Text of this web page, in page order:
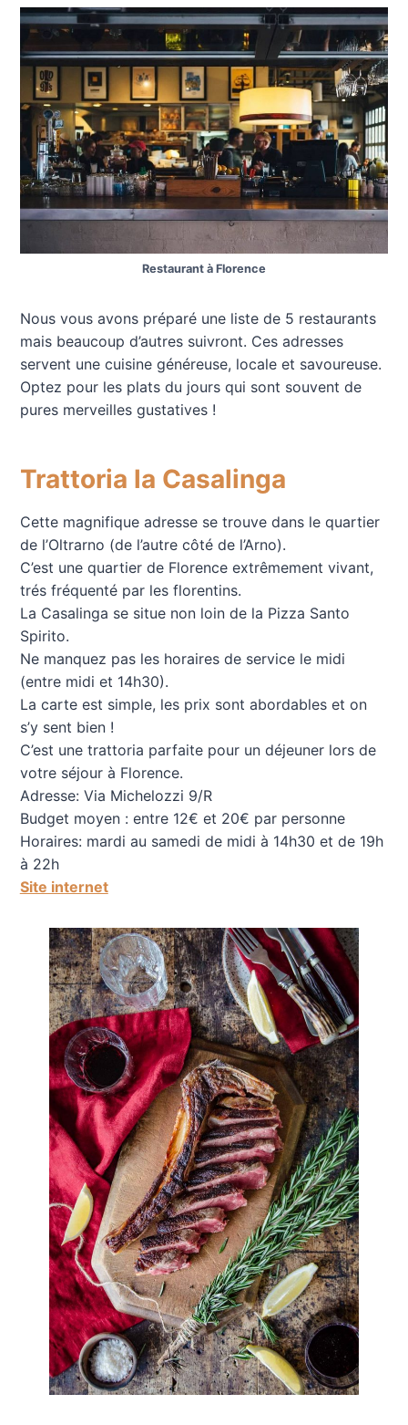
Restaurant à Florence
Nous vous avons préparé une liste de 5 restaurants
mais beaucoup d’autres suivront. Ces adresses
servent une cuisine généreuse, locale et savoureuse.
Optez pour les plats du jours qui sont souvent de
pures merveilles gustatives !
Trattoria la Casalinga
Cette magnifique adresse se trouve dans le quartier
de l’Oltrarno (de l’autre côté de l’Arno).
C’est une quartier de Florence extrêmement vivant,
trés fréquenté par les florentins.
La Casalinga se situe non loin de la Pizza Santo
Spirito.
Ne manquez pas les horaires de service le midi
(entre midi et 14h30).
La carte est simple, les prix sont abordables et on
s’y sent bien !
C’est une trattoria parfaite pour un déjeuner lors de
votre séjour à Florence.
Adresse: Via Michelozzi 9/R
Budget moyen : entre 12€ et 20€ par personne
Horaires: mardi au samedi de midi à 14h30 et de 19h
à 22h
Site internet